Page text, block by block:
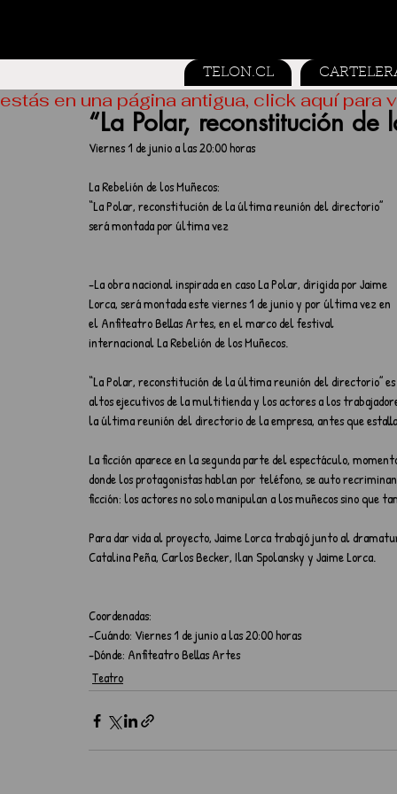
TELON.CL
“La Polar, reconstitución
Viernes 1 de junio a las 20:00 horas
La Rebelión de los Muñecos:
“La Polar, reconstitución de la última reunión del directorio”
será montada por última vez
-La obra nacional inspirada en caso La Polar, dirigida por Jaime
Lorca, será montada este viernes 1 de junio y por última vez en
el Anfiteatro Bellas Artes, en el marco del festival
internacional La Rebelión de los Muñecos.
“La Polar, reconstitución de la última reunión del directorio”
altos ejecutivos de la multitienda y los actores a los
la última reunión del directorio de la empresa, antes que
La ficción aparece en la segunda parte del espectáculo,
donde los protagonistas hablan por teléfono, se auto
ficción: los actores no solo manipulan a los muñecos sino que
Para dar vida al proyecto, Jaime Lorca trabajó junto al
Catalina Peña, Carlos Becker, Ilan Spolansky y Jaime Lorca.
Coordenadas:
-Cuándo: Viernes 1 de junio a las 20:00 horas
-Dónde: Anfiteatro Bellas Artes
Teatro
estás en una página antigua, click aquí para